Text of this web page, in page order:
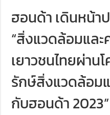
ฮอนด้า เดินหน้
“สิ่งแวดล้อมแล
เยาวชนไทยผ่าน
รักษ์สิ่งแวดล้อม
กับฮอนด้า 2023”